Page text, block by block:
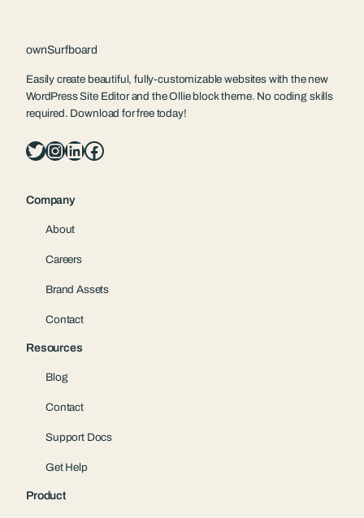
ownSurfboard
Easily create beautiful, fully-customizable websites with the new
WordPress Site Editor and the Ollie block theme. No coding skills
required. Download for free today!
Twitter InstagramLinkedIn Facebook
Company
About
Careers
Brand Assets
Contact
Resources
Blog
Contact
Support Docs
Get Help
Product